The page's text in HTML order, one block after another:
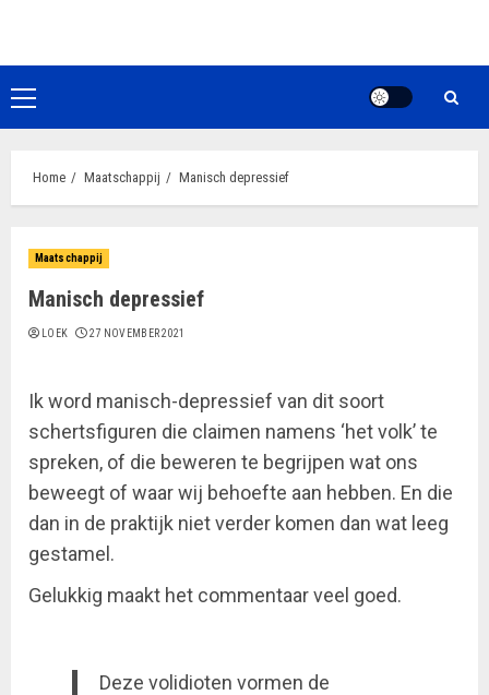
de
inhoudPrimair
menu
Home Maatschappij Manisch depressief
Maatschappij
Manisch depressief
LOEK 27 NOVEMBER 2021
Ik word manisch-depressief van dit soort
schertsfiguren die claimen namens ‘het volk’ te
spreken, of die beweren te begrijpen wat ons
beweegt of waar wij behoefte aan hebben. En die
dan in de praktijk niet verder komen dan wat leeg
gestamel.
Gelukkig maakt het commentaar veel goed.
Deze volidioten vormen de